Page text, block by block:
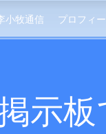
小牧通信 プロフィー
示